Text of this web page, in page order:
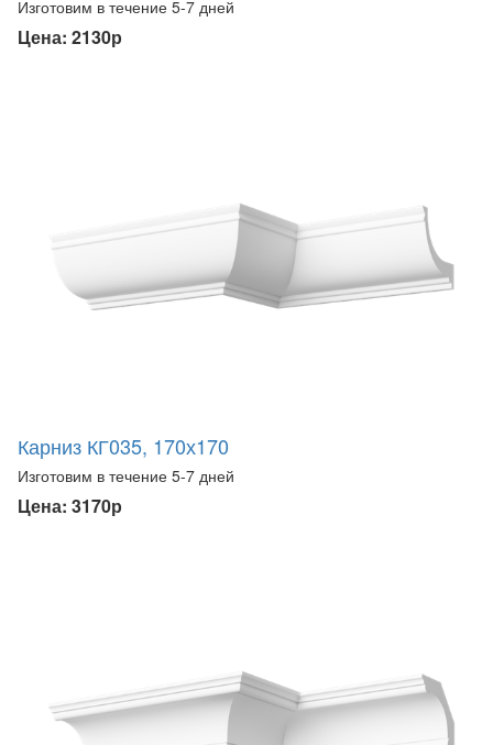
Изготовим в течение 5-7 дней
Цена: 2130р
Карниз КГ035, 170х170
Изготовим в течение 5-7 дней
Цена: 3170р